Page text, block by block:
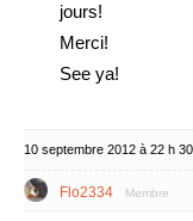
jours!
Merci!
See ya!
10 septembre 2012 à 22 h
Flo2334 Membre